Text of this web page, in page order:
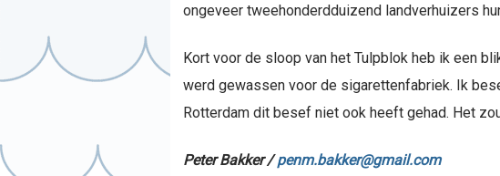
ongeveer tweehonderdduizend landverhuizers
Kort voor de sloop van het Tulpblok heb ik een
werd gewassen voor de sigarettenfabriek. Ik
Rotterdam dit besef niet ook heeft gehad. Het
Peter Bakker /penm.bakker@gmail.com